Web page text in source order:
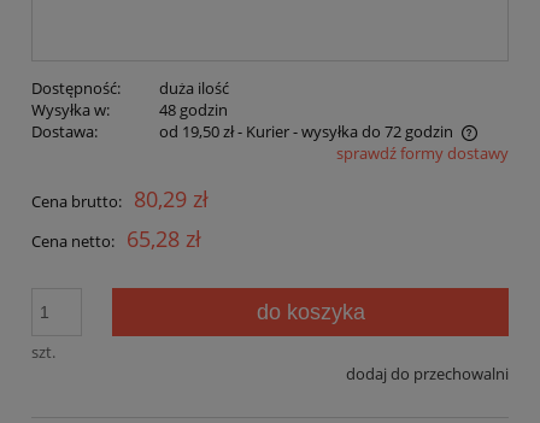
Dostępność:
duża ilość
Wysyłka w:
48 godzin
Dostawa:
od 19,50 zł- Kurier - wysyłka do 72 godzin
Cena nie zawiera ewentualnych kosztów płatnościsprawdź formy dostawy
Cena brutto: 80,29 zł
Cena netto: 65,28 zł
szt.
do koszyka
dodaj do przechowalni